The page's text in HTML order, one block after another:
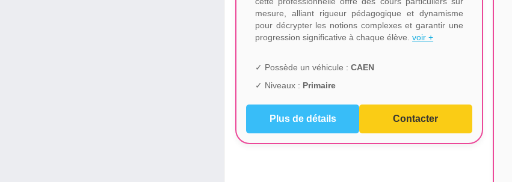
mesure, alliant rigueur pédagogique et dynamisme
pour décrypter les notions complexes et garantir une
progression significative à chaque élève.voir +
✓ Possède un véhicule :CAEN
✓ Niveaux : Primaire
Plus de détails Contacter